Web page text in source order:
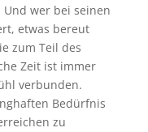
wer bei seinen
etwas bereut
zum Teil des
Zeit ist immer
verbunden.
Bedürfnis
zu